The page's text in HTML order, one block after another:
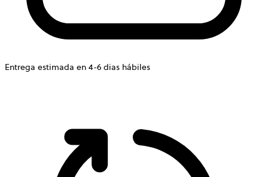
Entrega estimada en 4-6 dias hábiles